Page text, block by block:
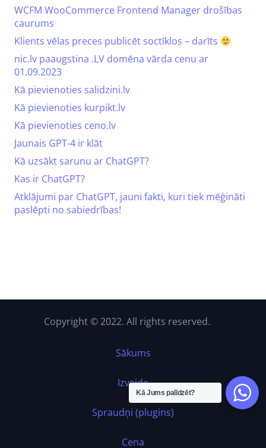
WCFM WooCommerce Frontend Manager drošības
caurums
Klients vēlas preces publicēt soctīklos – darīts
nic.lv paaugstina .LV domēna vārda cenu ar
01.09.2023
Kā pievienoties salidzini.lv
Kā pievienoties kurpikt.lv
Kā pievienoties ceno.lv
Jaunais GPT-4 ir klāt
Kā uzsākt sarunu ar ChatGPT?
Kas ir ChatGPT?
Atklājumi par ChatGPT, jauni fakti, kuri tiek mēģināti
paslēpti no sabiedrības!
Copyright © 2022. All rights reserved.
Sākums
Izveide
Spraudņi (plugins)
Cena
Kā Jums palīdzēt?